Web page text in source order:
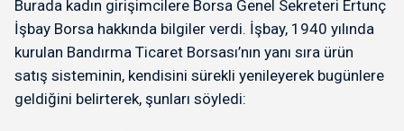
Burada kadın girişimcilere Borsa Genel Sekreteri Ertunç
İşbay Borsa hakkında bilgiler verdi. İşbay, 1940 yılında
kurulan Bandırma Ticaret Borsası’nın yanı sıra ürün
satış sisteminin, kendisini sürekli yenileyerek bugünlere
geldiğini belirterek, şunları söyledi: